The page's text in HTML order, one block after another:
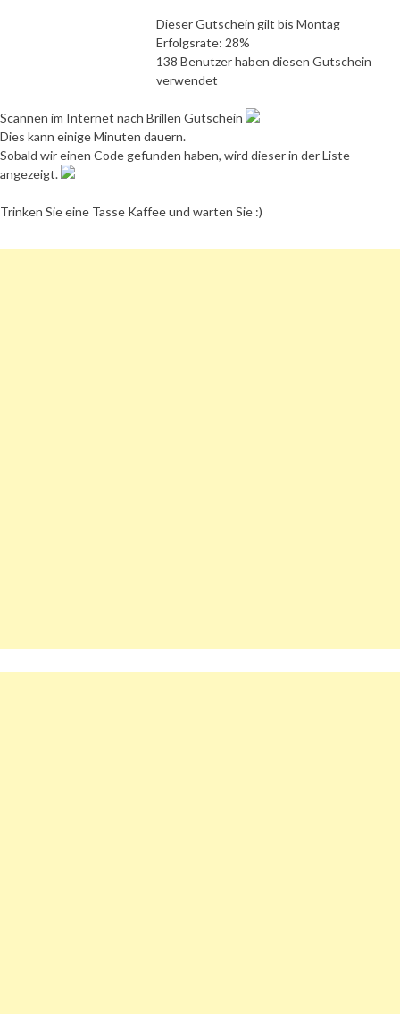
Dieser Gutschein gilt bis Montag
Erfolgsrate: 28%
138 Benutzer haben diesen Gutschein
verwendet
Scannen im Internet nach Brillen Gutschein
Dies kann einige Minuten dauern.
Sobald wir einen Code gefunden haben, wird dieser in der Liste
angezeigt.
Trinken Sie eine Tasse Kaffee und warten Sie :)